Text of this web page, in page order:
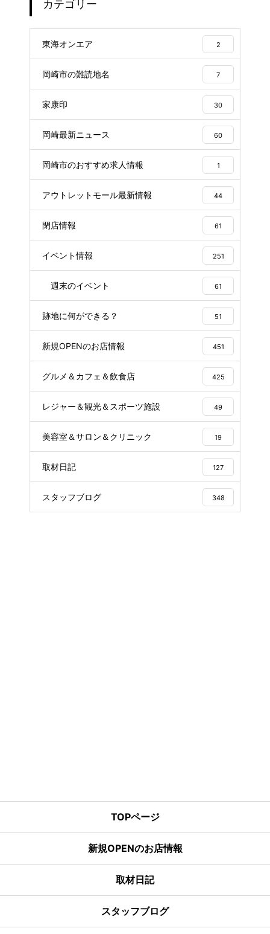
カテゴリー
東海オンエア 2
岡崎市の難読地名 7
家康印 30
岡崎最新ニュース 60
岡崎市のおすすめ求人情報 1
アウトレットモール最新情報 44
閉店情報 61
イベント情報 251
週末のイベント 61
跡地に何ができる？ 51
新規OPENのお店情報 451
グルメ＆カフェ＆飲食店 425
レジャー＆観光＆スポーツ施設 49
美容室＆サロン＆クリニック 19
取材日記 127
スタッフブログ 348
TOPページ
新規OPENのお店情報
取材日記
スタッフブログ